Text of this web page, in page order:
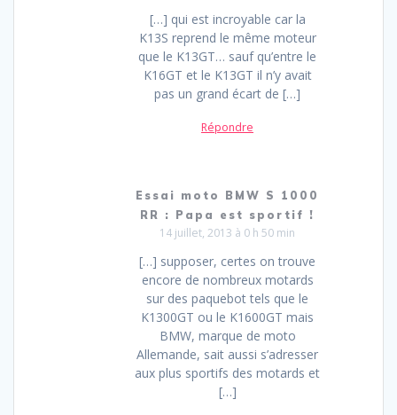
[…] qui est incroyable car la
K13S reprend le même moteur
que le K13GT… sauf qu’entre le
K16GT et le K13GT il n’y avait
pas un grand écart de […]
Répondre
Essai moto BMW S 1000
RR : Papa est sportif !
14 juillet, 2013 à 0 h 50 min
[…] supposer, certes on trouve
encore de nombreux motards
sur des paquebot tels que le
K1300GT ou le K1600GT mais
BMW, marque de moto
Allemande, sait aussi s’adresser
aux plus sportifs des motards et
[…]